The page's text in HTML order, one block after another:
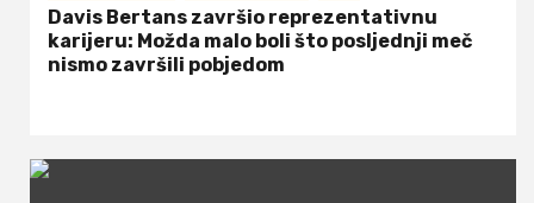
Davis Bertans završio reprezentativnu
karijeru: Možda malo boli što posljednji meč
nismo završili pobjedom